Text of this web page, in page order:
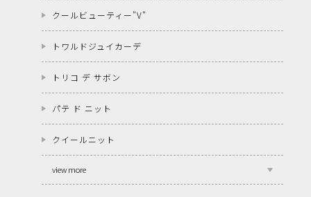
クールビューティー"V"
トワルドジュイカーデ
トリコ デ サボン
パテ ド ニット
クイールニット
view more